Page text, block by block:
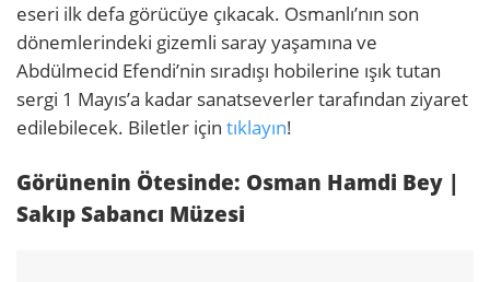
eseri ilk defa görücüye çıkacak. Osmanlı’nın son
dönemlerindeki gizemli saray yaşamına ve
Abdülmecid Efendi’nin sıradışı hobilerine ışık tutan
sergi 1 Mayıs’a kadar sanatseverler tarafından ziyaret
edilebilecek. Biletler için tıklayın!
Görünenin Ötesinde: Osman Hamdi Bey |
Sakıp Sabancı Müzesi